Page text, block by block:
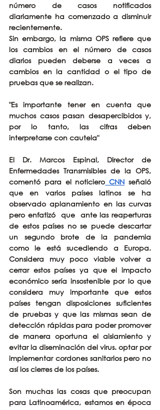
número de casos notificados
diariamente ha comenzado a disminuir
recientemente.
Sin embargo, la misma OPS refiere que
los cambios en el número de casos
diarios pueden deberse a veces a
cambios en la cantidad o el tipo de
pruebas que se realizan.
"Es importante tener en cuenta que
muchos casos pasan desapercibidos y,
por lo tanto, las cifras deben
interpretarse con cautela"
El Dr. Marcos Espinal, Director de
Enfermedades Transmisibles de la OPS,
comentó para el noticiero CNN señaló
que en varios países latinos se ha
observado aplanamiento en las curvas
pero enfatizó  que  ante las reaperturas
de estos países no se puede descartar
un segundo brote de la pandemia
como le está sucediendo a Europa.
Considera muy poco viable volver a
cerrar estos países ya que el impacto
económico sería insostenible por lo que
considera muy importante que estos
países tengan disposiciones suficientes
de pruebas y que las mismas sean de
detección rápidas para poder promover
de manera oportuna el aislamiento y
evitar la diseminación del virus. optar por
implementar cordones sanitarios pero no
así los cierres de los países.
Son muchas las cosas que preocupan
para Latinoamérica, estamos en época